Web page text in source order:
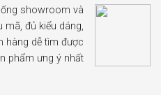
showroom và
mã, đủ kiểu dáng,
hàng dễ tìm được
phẩm ưng ý nhất